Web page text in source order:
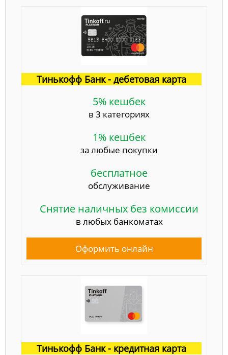
Тинькофф Банк - дебетовая карта
5% кешбек
в 3 категориях
1% кешбек
за любые покупки
бесплатное
обслуживание
Снятие наличных без комиссии
в любых банкоматах
Оформить онлайн
Тинькофф Банк - кредитная карта